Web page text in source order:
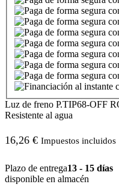
Luz de freno P.TIP68-OFF
Resistente al agua
16,26 € Impuestos incluidos
Plazo de entrega13 - 15 días
disponible en almacén